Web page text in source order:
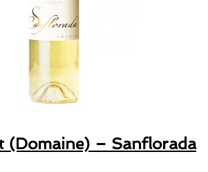
(Domaine) – Sanflorada